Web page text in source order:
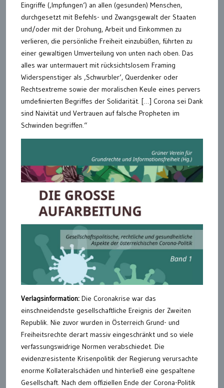
Eingriffe (‚Impfungen‘) an allen (gesunden) Menschen,
durchgesetzt mit Befehls- und Zwangsgewalt der Staaten
und/oder mit der Drohung, Arbeit und Einkommen zu
verlieren, die persönliche Freiheit einzubüßen, führten zu
einer gewaltigen Umverteilung von unten nach oben. Das
alles war untermauert mit rücksichtslosem Framing
Widerspenstiger als ‚Schwurbler‘, Querdenker oder
Rechtsextreme sowie der moralischen Keule eines pervers
umdefinierten Begriffes der Solidarität. […] Corona sei Dank
sind Naivität und Vertrauen auf falsche Propheten im
Schwinden begriffen.“
Verlagsinformation: Die Coronakrise war das
einschneidendste gesellschaftliche Ereignis der Zweiten
Republik. Nie zuvor wurden in Österreich Grund- und
Freiheitsrechte derart massiv eingeschränkt und so viele
verfassungswidrige Normen verabschiedet. Die
evidenzresistente Krisenpolitik der Regierung verursachte
enorme Kollateralschäden und hinterließ eine gespaltene
Gesellschaft. Nach dem offiziellen Ende der Corona-Politik